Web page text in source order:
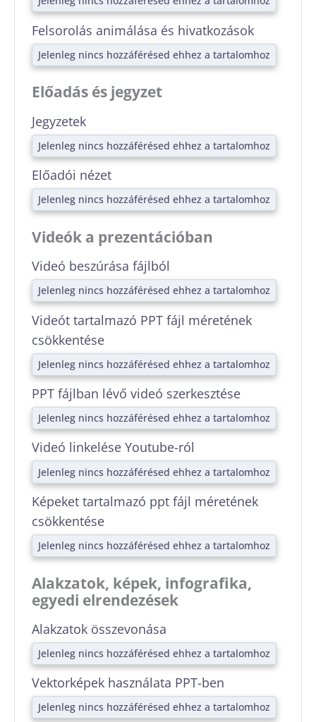
Felsorolás animálása és hivatkozások
Jelenleg nincs hozzáférésed ehhez a tartalomhoz
Előadás és jegyzet
Jegyzetek
Jelenleg nincs hozzáférésed ehhez a tartalomhoz
Előadói nézet
Jelenleg nincs hozzáférésed ehhez a tartalomhoz
Videók a prezentációban
Videó beszúrása fájlból
Jelenleg nincs hozzáférésed ehhez a tartalomhoz
Videót tartalmazó PPT fájl méretének
csökkentése
Jelenleg nincs hozzáférésed ehhez a tartalomhoz
PPT fájlban lévő videó szerkesztése
Jelenleg nincs hozzáférésed ehhez a tartalomhoz
Videó linkelése Youtube-ról
Jelenleg nincs hozzáférésed ehhez a tartalomhoz
Képeket tartalmazó ppt fájl méretének
csökkentése
Jelenleg nincs hozzáférésed ehhez a tartalomhoz
Alakzatok, képek, infografika,
egyedi elrendezések
Alakzatok összevonása
Jelenleg nincs hozzáférésed ehhez a tartalomhoz
Vektorképek használata PPT-ben
Jelenleg nincs hozzáférésed ehhez a tartalomhoz